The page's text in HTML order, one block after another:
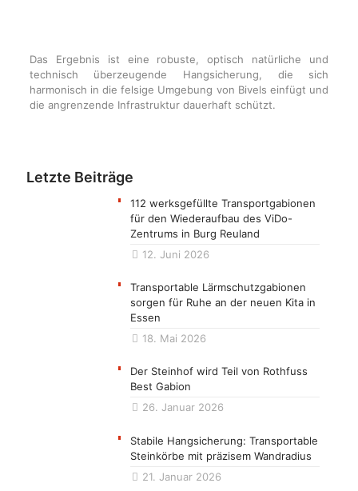
Das Ergebnis ist eine robuste, optisch natürliche und
technisch überzeugende Hangsicherung, die sich
harmonisch in die felsige Umgebung von Bivels einfügt und
die angrenzende Infrastruktur dauerhaft schützt.
Letzte Beiträge
112 werksgefüllte Transportgabionen
für den Wiederaufbau des ViDo-
Zentrums in Burg Reuland
12. Juni 2026
Transportable Lärmschutzgabionen
sorgen für Ruhe an der neuen Kita in
Essen
18. Mai 2026
Der Steinhof wird Teil von Rothfuss
Best Gabion
26. Januar 2026
Stabile Hangsicherung: Transportable
Steinkörbe mit präzisem Wandradius
21. Januar 2026